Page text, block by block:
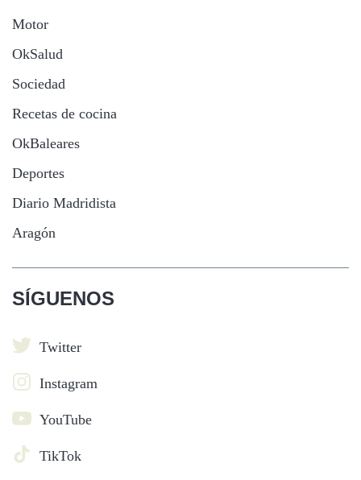
Motor
OkSalud
Sociedad
Recetas de cocina
OkBaleares
Deportes
Diario Madridista
Aragón
SÍGUENOS
Twitter
Instagram
YouTube
TikTok